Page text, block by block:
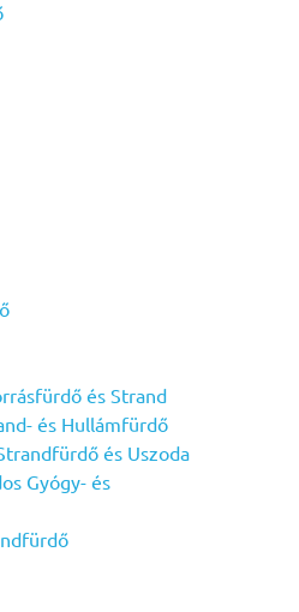
és Strand
és Hullámfürdő
és Uszoda
Gyógy- és